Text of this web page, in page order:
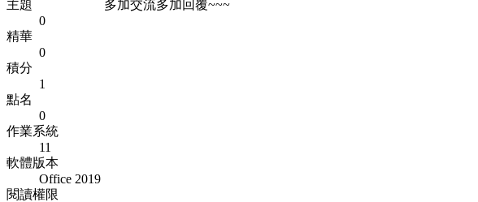
主題
0
精華
0
積分
1
點名
0
作業系統
11
軟體版本
Office 2019
閱讀權限
多加交流多加回覆~~~